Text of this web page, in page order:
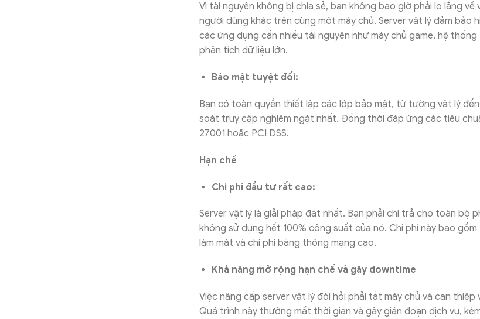
Vì tài nguyên không bị chia sẻ, bạn không bao giờ phải lo lắng
người dùng khác trên cùng một máy chủ. Server vật lý đảm bảo
các ứng dụng cần nhiều tài nguyên như máy chủ game, hệ thống
phân tích dữ liệu lớn.
Bảo mật tuyệt đối:
Bạn có toàn quyền thiết lập các lớp bảo mật, từ tường vật lý đến
soát truy cập nghiêm ngặt nhất. Đồng thời đáp ứng các tiêu
27001 hoặc PCI DSS.
Hạn chế
Chi phí đầu tư rất cao:
Server vật lý là giải pháp đắt nhất. Bạn phải chi trả cho toàn bộ
không sử dụng hết 100% công suất của nó. Chi phí này bao gồm
làm mát và chi phí băng thông mạng cao.
Khả năng mở rộng hạn chế và gây downtime
Việc nâng cấp server vật lý đòi hỏi phải tắt máy chủ và can thiệp
Quá trình này thường mất thời gian và gây gián đoạn dịch vụ,